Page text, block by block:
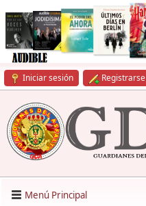
Iniciar sesión Registrarse
Menú Principal